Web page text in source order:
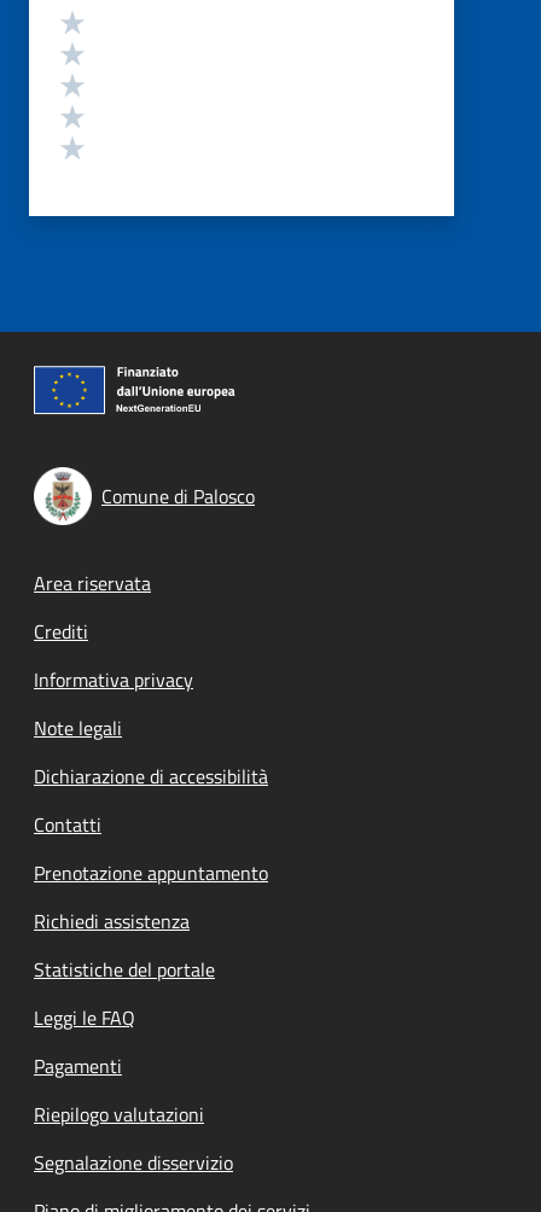
Valutazione
Comune di Palosco
Footer menu
Area riservata
Crediti
Informativa privacy
Note legali
Dichiarazione di accessibilità
Contatti
Prenotazione appuntamento
Richiedi assistenza
Statistiche del portale
Leggi le FAQ
Pagamenti
Riepilogo valutazioni
Segnalazione disservizio